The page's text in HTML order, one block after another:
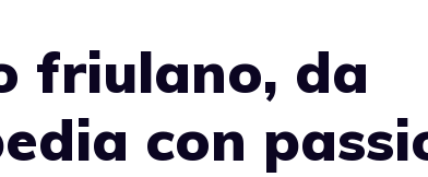
friulano, da
con